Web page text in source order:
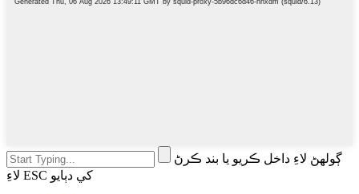
ڳولهڻ لاءِ داخل ڪريو يا بند ڪرڻ
لاءِ ESC کي دٻايو